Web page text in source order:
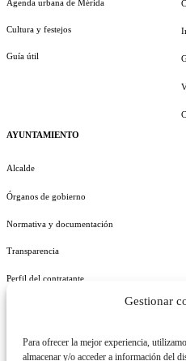
Gestionar
Para ofrecer la mejor experiencia,
almacenar y/o acceder a información del
Agenda urbana de Mérida
Cultura y festejos
Guía útil
AYUNTAMIENTO
Alcalde
Órganos de gobierno
Normativa y documentación
Transparencia
Perfil del contratante